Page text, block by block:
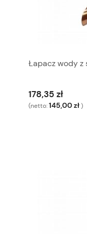
Łapacz wody z
178,35 zł
(netto:145,00 zł )